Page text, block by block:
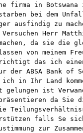
firma in Botswana
bei dem
ausfindig zu
Herr
da sie die
von meinem
das ich
der ABSA Bank
in Ihr Land
ist
da Sie
falls Se
zur